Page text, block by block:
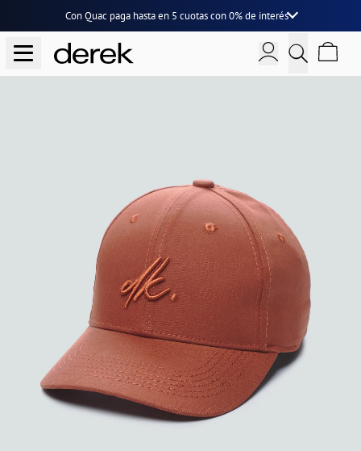
Con Quac paga hasta en 5 cuotascon0% de interés